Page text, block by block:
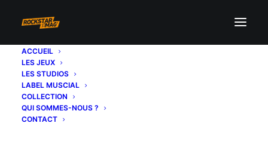
ACCUEIL
LES JEUX
LES STUDIOS
LABEL MUSCIAL
COLLECTION
QUI SOMMES-NOUS ?
CONTACT